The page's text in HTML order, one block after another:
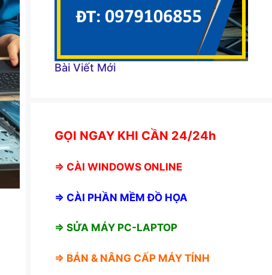
Bài Viết Mới
GỌI NGAY KHI CẦN 24/24h
⇒ CÀI WINDOWS ONLINE
⇒ CÀI PHẦN MỀM ĐỒ HỌA
⇒ SỬA MÁY PC-LAPTOP
⇒ BÁN & NÂNG CẤP MÁY TÍNH